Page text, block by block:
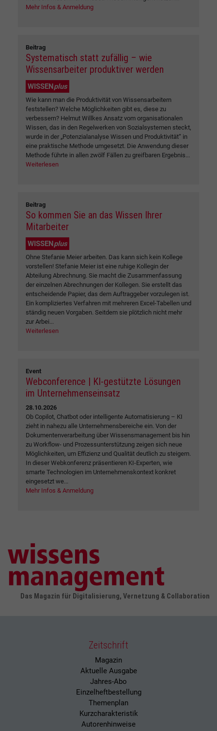
Mehr Infos & Anmeldung
Beitrag
Systematisch statt zufällig – wie
Wissensarbeiter produktiver werden
WISSEN plus
Wie kann man die Produktivität von Wissensarbeitern
feststellen? Welche Möglichkeiten gibt es, diese zu
verbessern? Helmut Willkes Ansatz vom organisationalen
Wissen, das in den Regelwerken von Sozialsystemen steckt,
wurde in der „Potenzialanalyse Wissen und Produktivität“ in
eine praktische Methode umgesetzt. Die Anwendung dieser
Methode führte in allen zwölf Fällen zu greifbaren Ergebnis...
Weiterlesen
Beitrag
So kommen Sie an das Wissen Ihrer
Mitarbeiter
WISSEN plus
Ohne Stefanie Meier arbeiten. Das kann sich kein Kollege
vorstellen! Stefanie Meier ist eine ruhige Kollegin der
Abteilung Abrechnung. Sie macht die Zusammenfassung
der einzelnen Abrechnungen der Kollegen. Sie erstellt das
entscheidende Papier, das dem Auftraggeber vorzulegen ist.
Ein kompliziertes Verfahren mit mehreren Excel-Tabellen und
ständig neuen Vorgaben. Seitdem sie plötzlich nicht mehr
zur Arbei...
Weiterlesen
Event
Webconference | KI-gestützte Lösungen
im Unternehmenseinsatz
28.10.2026
Ob Copilot, Chatbot oder intelligente Automatisierung – KI
zieht in nahezu alle Unternehmensbereiche ein. Von der
Dokumentenverarbeitung über Wissensmanagement bis hin
zu Workflow- und Prozessunterstützung zeigen sich neue
Möglichkeiten, um Effizienz und Qualität deutlich zu steigern.
In dieser Webkonferenz präsentieren KI-Experten, wie
smarte Technologien im Unternehmenskontext konkret
eingesetzt we...
Mehr Infos & Anmeldung
Das Magazin für Digitalisierung, Vernetzung & Collaboration
Zeitschrift
Magazin
Aktuelle Ausgabe
Jahres-Abo
Einzelheftbestellung
Themenplan
Kurzcharakteristik
Autorenhinweise